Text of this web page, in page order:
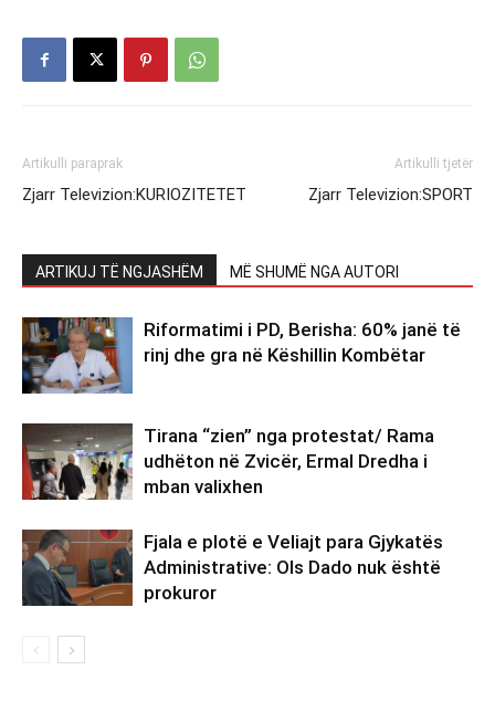
Artikulli paraprak
Zjarr Televizion:KURIOZITETET
Artikulli tjetër
Zjarr Televizion:SPORT
ARTIKUJ TË NGJASHËM MË SHUMË NGA AUTORI
Riformatimi i PD, Berisha: 60% janë të
rinj dhe gra në Këshillin Kombëtar
Tirana “zien” nga protestat/ Rama
udhëton në Zvicër, Ermal Dredha i
mban valixhen
Fjala e plotë e Veliajt para Gjykatës
Administrative: Ols Dado nuk është
prokuror